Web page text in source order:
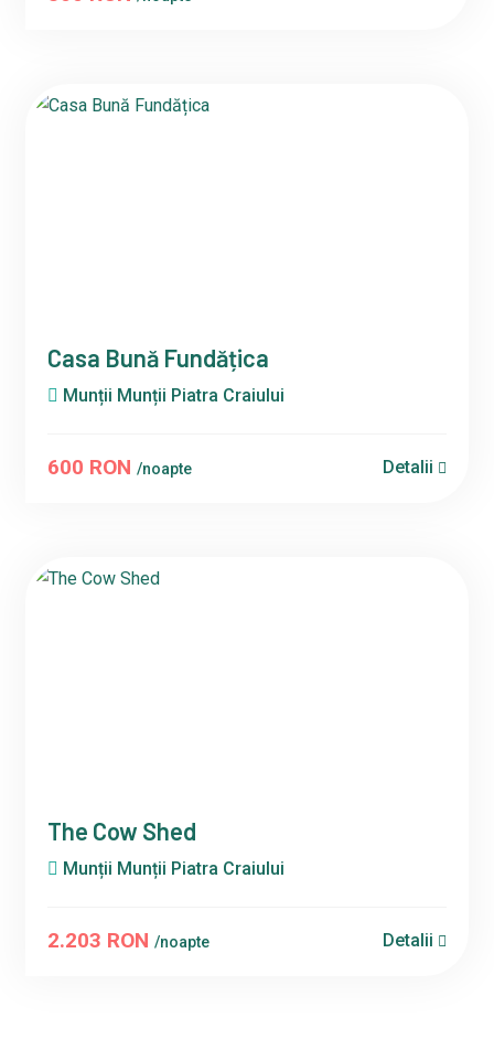
Casa Bună Fundățica
Munții Munții Piatra Craiului
600 RON/noapte Detalii
The Cow Shed
Munții Munții Piatra Craiului
2.203 RON/noapte Detalii